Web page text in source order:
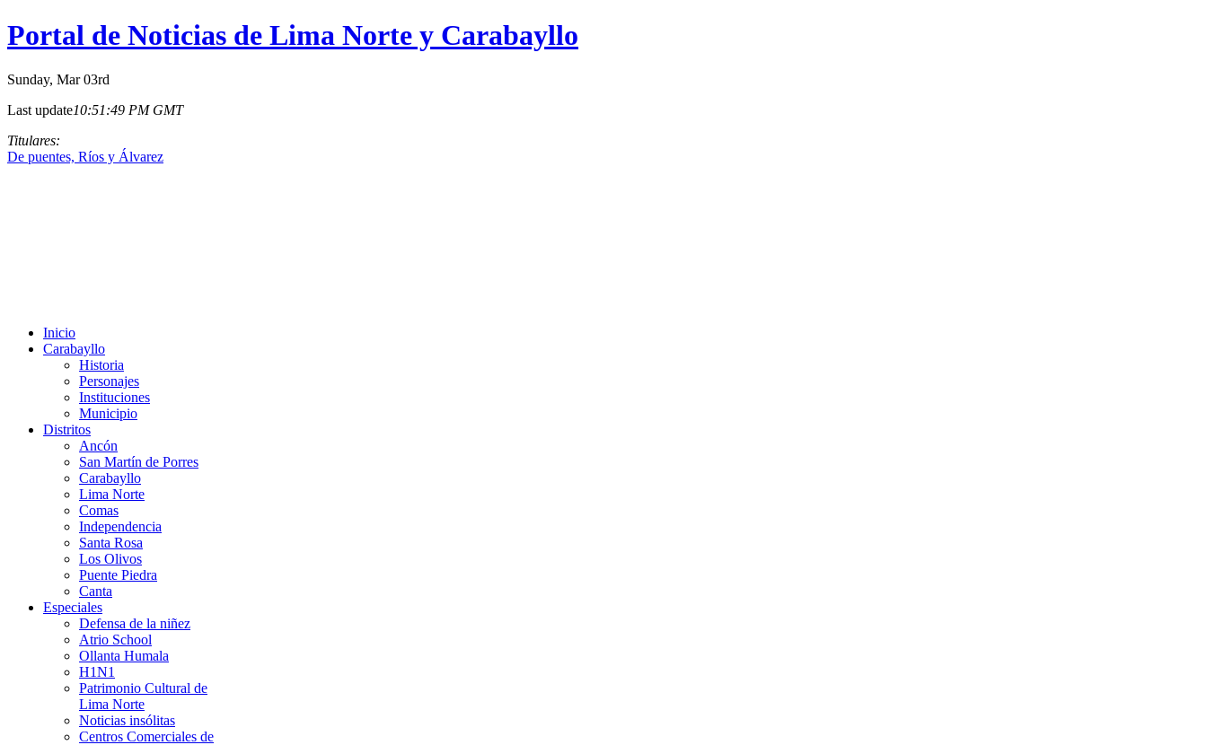
Portal de Noticias de Lima Norte y Carabayllo
Sunday, Mar 03rd
Last update10:51:49 PM GMT
Titulares:
De puentes, Ríos y Álvarez
Inicio
Carabayllo
Historia
Personajes
Instituciones
Municipio
Distritos
Ancón
San Martín de Porres
Carabayllo
Lima Norte
Comas
Independencia
Santa Rosa
Los Olivos
Puente Piedra
Canta
Especiales
Defensa de la niñez
Atrio School
Ollanta Humala
H1N1
Patrimonio Cultural de
Lima Norte
Noticias insólitas
Centros Comerciales de